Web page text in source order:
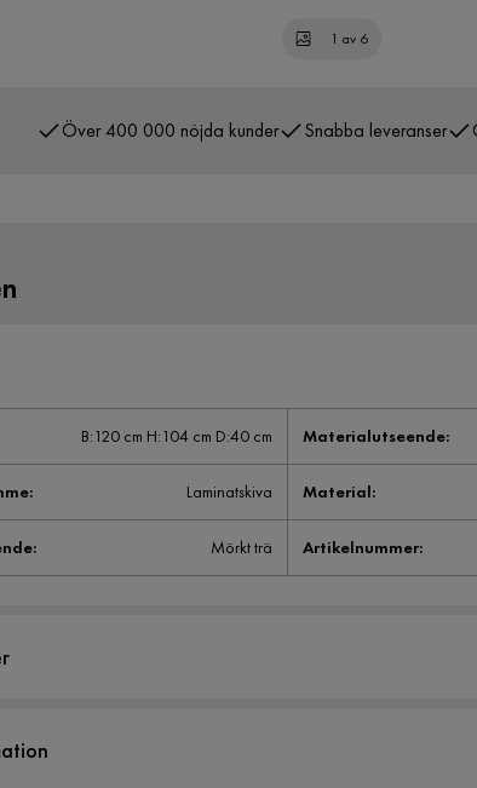
1 av 6
Över 400 000 nöjda kunder Snabba leveranser
B:120 cm H:104 cm D:40 cm Materialutseende:
: Laminatskiva Material:
: Mörkt trä Artikelnummer: